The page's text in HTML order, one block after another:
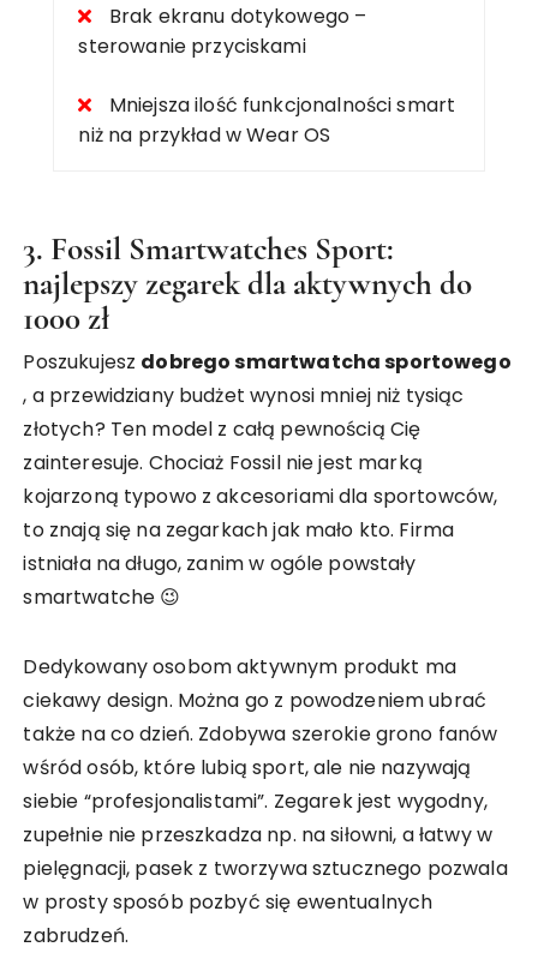
Brak ekranu dotykowego –
sterowanie przyciskami
Mniejsza ilość funkcjonalności smart
niż na przykład w Wear OS
3. Fossil Smartwatches Sport:
najlepszy zegarek dla aktywnych do
1000 zł
Poszukujesz dobrego smartwatcha sportowego
, a przewidziany budżet wynosi mniej niż tysiąc
złotych? Ten model z całą pewnością Cię
zainteresuje. Chociaż Fossil nie jest marką
kojarzoną typowo z akcesoriami dla sportowców,
to znają się na zegarkach jak mało kto. Firma
istniała na długo, zanim w ogóle powstały
smartwatche 😉
Dedykowany osobom aktywnym produkt ma
ciekawy design. Można go z powodzeniem ubrać
także na co dzień. Zdobywa szerokie grono fanów
wśród osób, które lubią sport, ale nie nazywają
siebie “profesjonalistami”. Zegarek jest wygodny,
zupełnie nie przeszkadza np. na siłowni, a łatwy w
pielęgnacji, pasek z tworzywa sztucznego pozwala
w prosty sposób pozbyć się ewentualnych
zabrudzeń.